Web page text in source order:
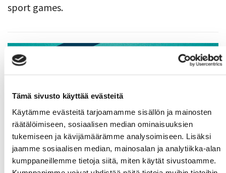
Tämä sivusto käyttää evästeitä
Käytämme evästeitä tarjoamamme sisällön ja mainosten
räätälöimiseen, sosiaalisen median ominaisuuksien
tukemiseen ja kävijämäärämme analysoimiseen. Lisäksi
jaamme sosiaalisen median, mainosalan ja analytiikka-alan
kumppaneillemme tietoja siitä, miten käytät sivustoamme.
sport games.